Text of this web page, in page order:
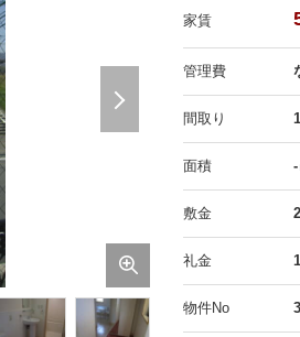
家賃
管理費
間取り
面積
敷金
礼金
物件No